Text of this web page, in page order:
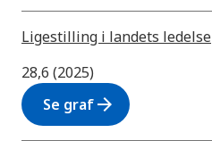
Ligestilling i landets ledelse
28,6 (2025)
Se grafarrow_forward